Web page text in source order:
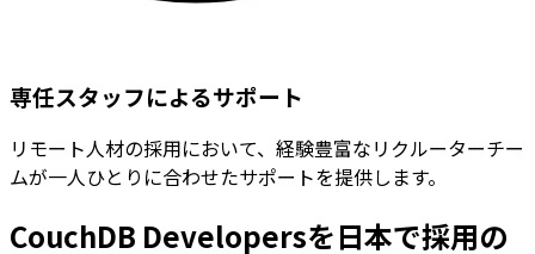
専任スタッフによるサポート
リモート人材の採用において、経験豊富なリクルーターチー
ムが一人ひとりに合わせたサポートを提供します。
CouchDB Developersを日本で採用の